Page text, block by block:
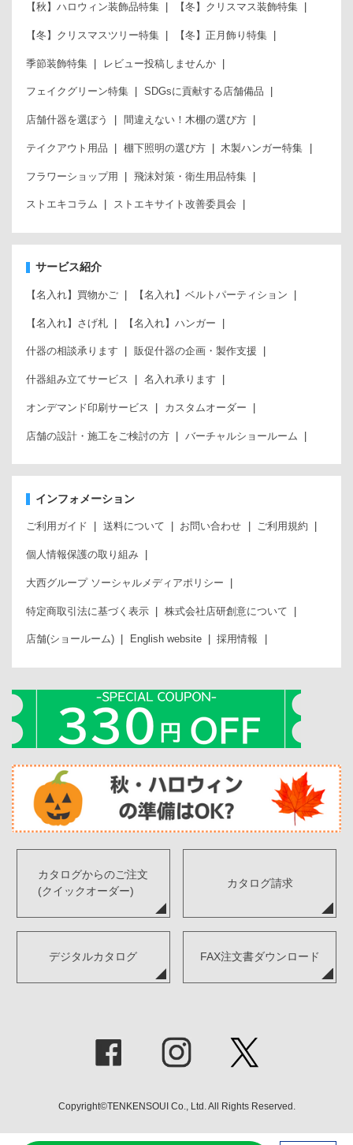
【秋】ハロウィン装飾品特集 【冬】クリスマス装飾特集
【冬】クリスマスツリー特集 【冬】正月飾り特集
季節装飾特集 レビュー投稿しませんか
フェイクグリーン特集 SDGsに貢献する店舗備品
店舗什器を選ぼう 間違えない！木棚の選び方
テイクアウト用品 棚下照明の選び方 木製ハンガー特集
フラワーショップ用 飛沫対策・衛生用品特集
ストエキコラム ストエキサイト改善委員会
サービス紹介
【名入れ】買物かご 【名入れ】ベルトパーティション
【名入れ】さげ札 【名入れ】ハンガー
什器の相談承ります 販促什器の企画・製作支援
什器組み立てサービス 名入れ承ります
オンデマンド印刷サービス カスタムオーダー
店舗の設計・施工をご検討の方 バーチャルショールーム
インフォメーション
ご利用ガイド 送料について お問い合わせ ご利用規約
個人情報保護の取り組み
大西グループ ソーシャルメディアポリシー
特定商取引法に基づく表示 株式会社店研創意について
店舗(ショールーム) English website 採用情報
カタログからのご注文
(クイックオーダー)
カタログ請求
デジタルカタログ FAX注文書ダウンロード
Copyright©TENKENSOUI Co., Ltd. All Rights Reserved.